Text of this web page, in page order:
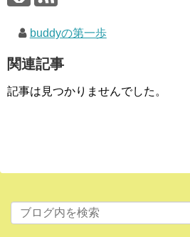
buddyの第一歩
関連記事
記事は見つかりませんでした。